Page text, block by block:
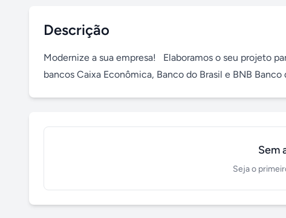
Descrição
Modernize a sua empresa!   Elaboramos o seu projeto
bancos Caixa Econômica, Banco do Brasil e BNB Banco
Sem
Seja o